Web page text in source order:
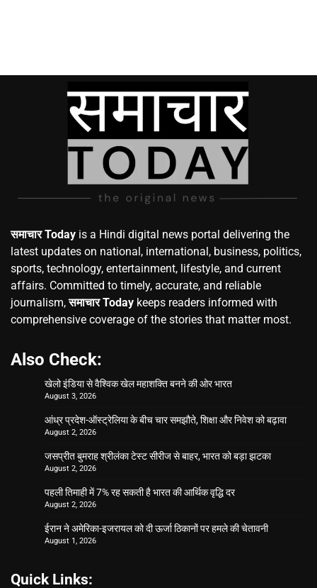
समाचार Today is a Hindi digital news portal delivering the
latest updates on national, international, business, politics,
sports, technology, entertainment, lifestyle, and current
affairs. Committed to timely, accurate, and reliable
journalism,समाचार Today keeps readers informed with
comprehensive coverage of the stories that matter most.
Also Check:
खेलो इंडिया से वैश्विक खेल महाशक्ति बनने की ओर भारत
August 3, 2026
आंध्र प्रदेश-ऑस्ट्रेलिया के बीच चार समझौते, शिक्षा और निवेश को बढ़ावा
August 2, 2026
जसप्रीत बुमराह श्रीलंका टेस्ट सीरीज से बाहर, भारत को बड़ा झटका
August 2, 2026
पहली तिमाही में 7% रह सकती है भारत की आर्थिक वृद्धि दर
August 2, 2026
ईरान ने अमेरिका-इजरायल को दी ऊर्जा ठिकानों पर हमले की चेतावनी
August 1, 2026
Quick Links: